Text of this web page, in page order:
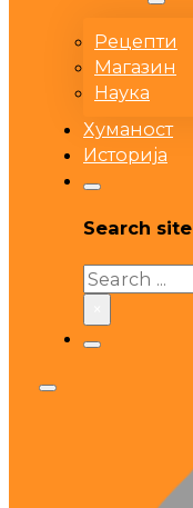
Рецепти
Магазин
Наука
Хуманост
Историја
Search site
Search